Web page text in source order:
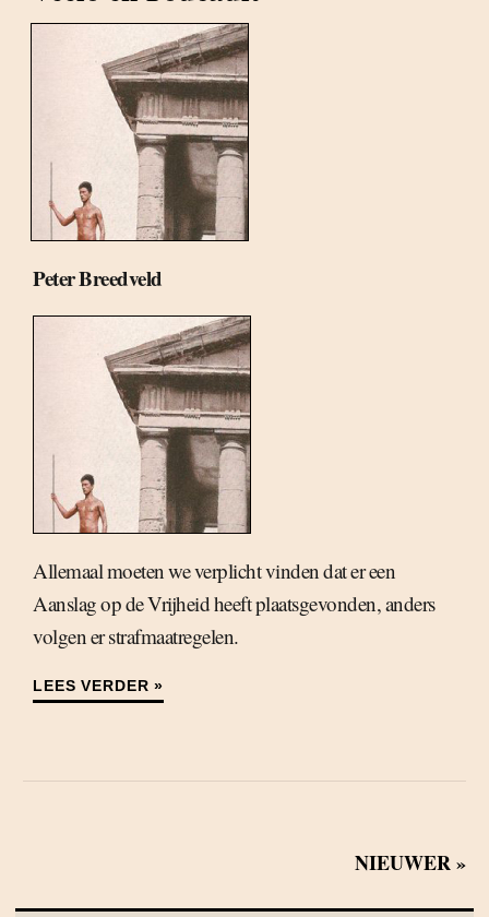
Peter Breedveld
Allemaal moeten we verplicht vinden dat er een
Aanslag op de Vrijheid heeft plaatsgevonden, anders
volgen er strafmaatregelen.
LEES VERDER »
NIEUWER »